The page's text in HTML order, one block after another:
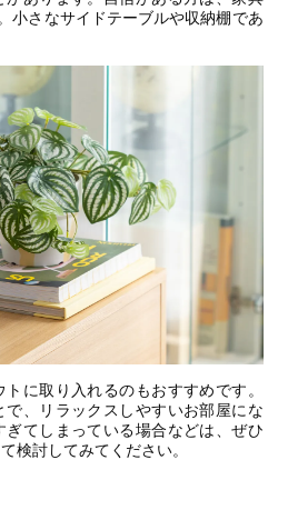
小さなサイドテーブルや収納棚であ
トに取り入れるのもおすすめです。
、リラックスしやすいお部屋にな
ぎてしまっている場合などは、ぜひ
検討してみてください。